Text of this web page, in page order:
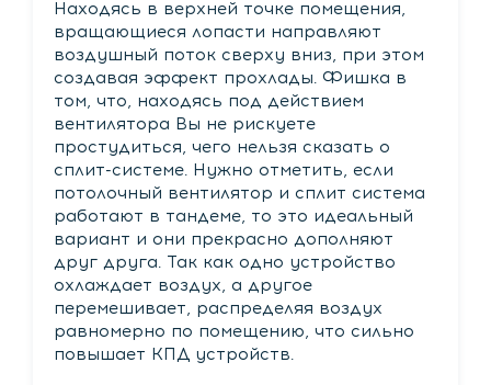
Находясь в верхней точке помещения,
вращающиеся лопасти направляют
воздушный поток сверху вниз, при этом
создавая эффект прохлады. Фишка в
том, что, находясь под действием
вентилятора Вы не рискуете
простудиться, чего нельзя сказать о
сплит-системе. Нужно отметить, если
потолочный вентилятор и сплит система
работают в тандеме, то это идеальный
вариант и они прекрасно дополняют
друг друга. Так как одно устройство
охлаждает воздух, а другое
перемешивает, распределяя воздух
равномерно по помещению, что сильно
повышает КПД устройств.